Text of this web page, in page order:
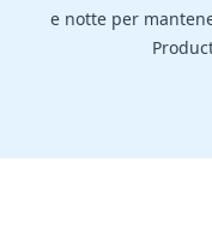
e notte per